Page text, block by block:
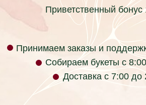
(пересечение с ул. Таманская)
labyket@yandex.ru +7 (928) 334-99-39
Юридический адрес: ул. Кирова 37, г.
Красноярск, Красноярский край, 660017, Россия
ИП Раев Сергей Владимирович ИНН
236105723034
Телефон компании: +7 (928) 334-99-39